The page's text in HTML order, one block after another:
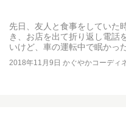
先日、友人と食事をしていた
き、お店を出て折り返し電
いけど、車の運転中で眠かっ
2018年11月9日 かぐやかコーデ